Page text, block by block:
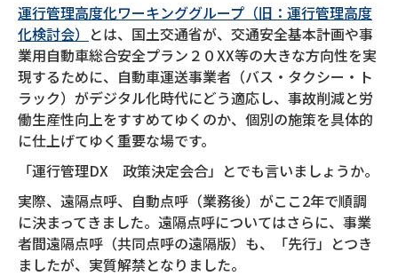
運行管理高度化ワーキンググループ（旧：運行管理高度
化検討会） とは、国土交通省が、交通安全基本計画や事
業用自動車総合安全プラン２０XX等の大きな方向性を実
現するために、自動車運送事業者（バス・タクシー・ト
ラック）がデジタル化時代にどう適応し、事故削減と労
働生産性向上をすすめてゆくのか、個別の施策を具体的
に仕上げてゆく重要な場です。
「運行管理DX 政策決定会合」とでも言いましょうか。
実際、遠隔点呼、自動点呼（業務後）がここ2年で順調
に決まってきました。遠隔点呼についてはさらに、事業
者間遠隔点呼（共同点呼の遠隔版）も、「先行」とつき
ましたが、実質解禁となりました。